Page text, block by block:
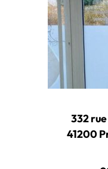
332
41200